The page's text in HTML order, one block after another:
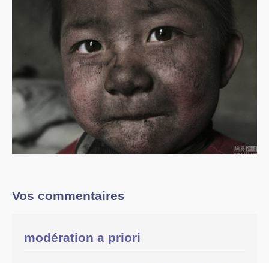
Vos commentaires
modération a priori